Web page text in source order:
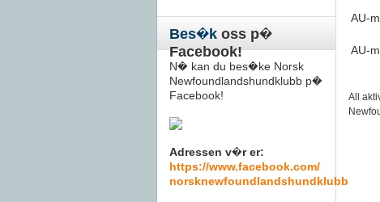
Bes�k oss p�
Facebook!
N� kan du bes�ke Norsk
Newfoundlandshundklubb p�
Facebook!
Adressen v�r er:
https://www.facebook.com/
norsknewfoundlandshundklubb
AU-
AU-
All